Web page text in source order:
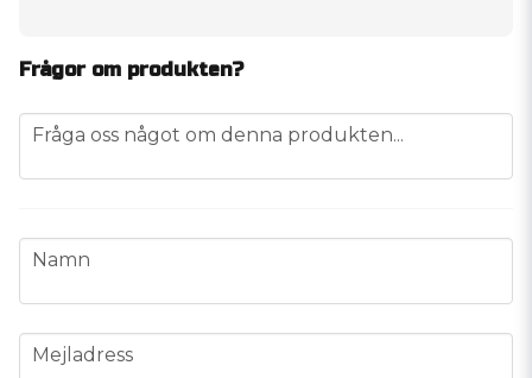
Frågor om produkten?
question
Fråga oss något om denna produkten...
name
Namn
email
Mejladress